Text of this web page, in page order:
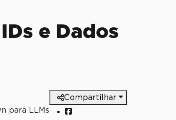
e Dados
para LLMs
Compartilhar